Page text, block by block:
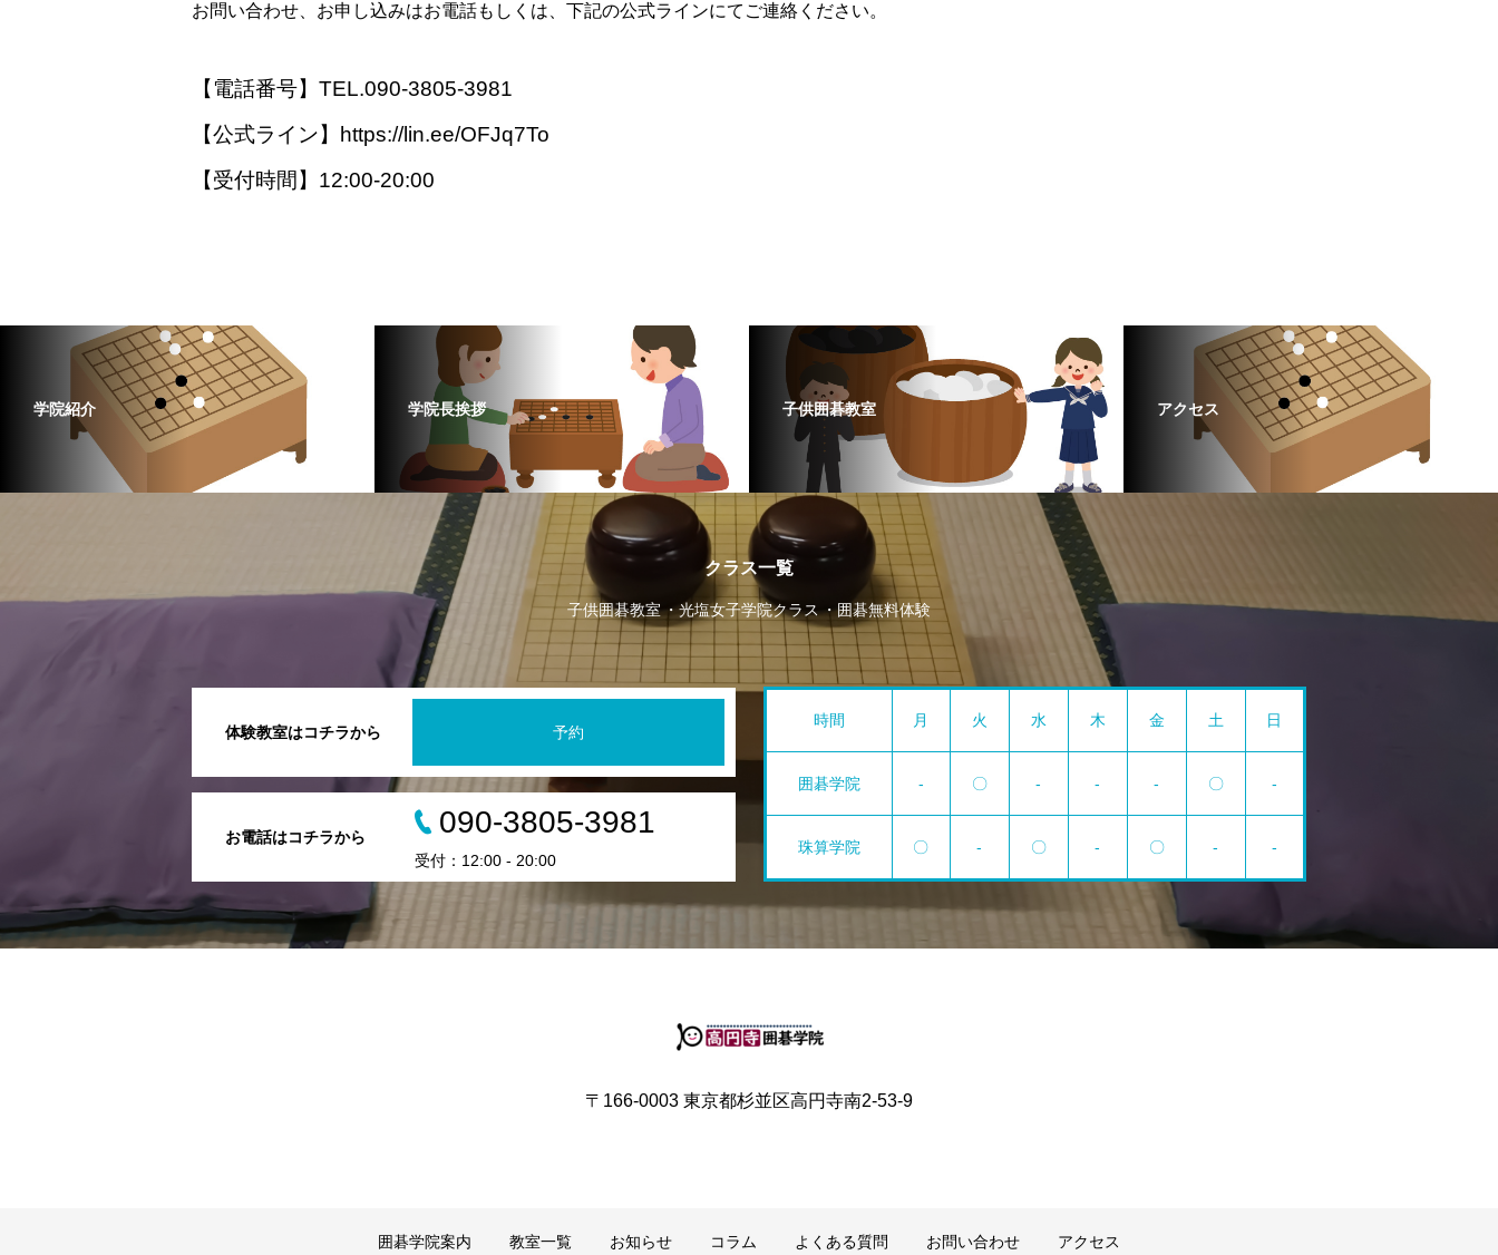
お問い合わせ、お申し込みはお電話もしくは、下記の公式ラインにてご連絡ください。
【電話番号】 TEL.090-3805-3981
【公式ライン】
https://lin.ee/OFJq7To
【受付時間】12:00-20:00
学院紹介 学院長挨拶 子供囲碁教室 アクセス
クラス一覧
子供囲碁教室 光塩女子学院クラス 囲碁無料体験
体験教室はコチラから 予約
お電話はコチラから 090-3805-3981
受付：12:00 - 20:00
時間 月 火 水 木 金 土 日
囲碁学院 - 〇 - - - 〇 -
珠算学院 〇 - 〇 - 〇 - -
〒166-0003 東京都杉並区高円寺南2-53-9
囲碁学院案内 教室一覧 お知らせ コラム よくある質問 お問い合わせ アクセス